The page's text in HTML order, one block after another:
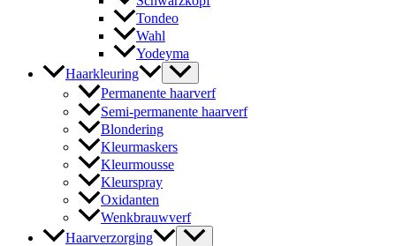
Tondeo
Wahl
Yodeyma
Haarkleuring
Permanente haarverf
Semi-permanente haarverf
Blondering
Kleurmaskers
Kleurmousse
Kleurspray
Oxidanten
Wenkbrauwverf
Haarverzorging